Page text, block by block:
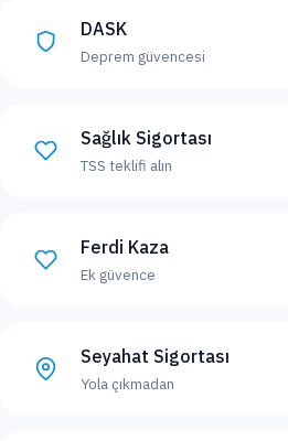
DASK
Deprem güvencesi
Sağlık Sigortası
TSS teklifi alın
Ferdi Kaza
Ek güvence
Seyahat Sigortası
Yola çıkmadan